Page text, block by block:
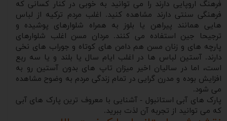
فرهنگ اروپایی دارند را می توانید به خوبی در کنار کسانی که
فرهنگی سنتی دارند مشاهده کنید. اغلب مردم ترکیه از لباس
هایی همانند پیراهن یا بلوز به همراه شلوارهای پوشیده و
ترجیحا جین استفاده می کنند. مردان مسن اغلب شلوارهای
پارچه های و زنان مسن هم دامن های کوتاه و جوراب های نخی
دارند. آستین لباس ها در اغلب ایام سال یا بلند و یا سه ربع
است، اما در سالیان اخیر میزان تاپ های بدون آستین رو به
افزایش بوده و مدرن گرایی در تمام زندگی مردم به وضوح مشاهده
می شود.
پارک های آبی استانبول - آشنایی با معروف ترین پارک های آبی
که می توانید از تجربه آن لذت ببرید.